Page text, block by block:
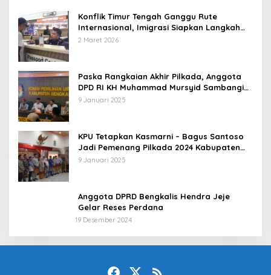
Konflik Timur Tengah Ganggu Rute
Internasional, Imigrasi Siapkan Langkah
Antisipatif
2 Maret 2026
Paska Rangkaian Akhir Pilkada, Anggota
DPD RI KH Muhammad Mursyid Sambangi
KPU Bengkalis
9 Januari 2025
KPU Tetapkan Kasmarni – Bagus Santoso
Jadi Pemenang Pilkada 2024 Kabupaten
Bengkalis
9 Januari 2025
Anggota DPRD Bengkalis Hendra Jeje
Gelar Reses Perdana
19 Desember 2024